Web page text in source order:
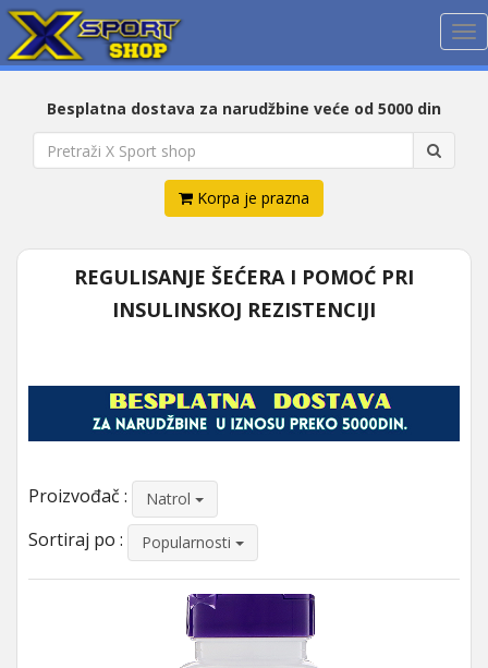
Besplatna dostava za narudžbine veće od 5000 din
Korpa je prazna
REGULISANJE ŠEĆERA I POMOĆ PRI
INSULINSKOJ REZISTENCIJI
Proizvođač : Natrol
Sortiraj po : Popularnosti